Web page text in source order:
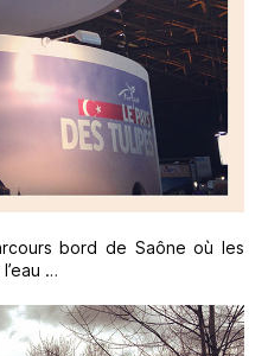
bord de Saône où les
…